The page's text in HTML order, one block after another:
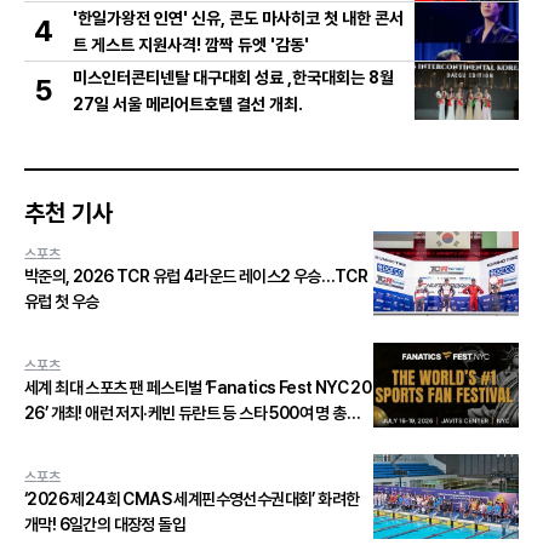
총출동! 댄스 본능 깨운다!
4
'한일가왕전 인연' 신유, 콘도 마사히코 첫 내한 콘서
트 게스트 지원사격! 깜짝 듀엣 '감동'
5
미스인터콘티넨탈 대구대회 성료 ,한국대회는 8월
27일 서울 메리어트호텔 결선 개최.
추천 기사
스포츠
박준의, 2026 TCR 유럽 4라운드 레이스2 우승…TCR
유럽 첫 우승
스포츠
세계 최대 스포츠 팬 페스티벌 ‘Fanatics Fest NYC 20
26’ 개최! 애런 저지·케빈 듀란트 등 스타 500여 명 총출
스포츠
‘2026 제24회 CMAS 세계핀수영선수권대회’ 화려한
개막! 6일간의 대장정 돌입